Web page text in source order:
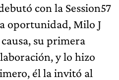
con la Session57
oportunidad, Milo J
su primera
y lo hizo
él la invitó al